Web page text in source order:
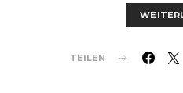
TEILEN